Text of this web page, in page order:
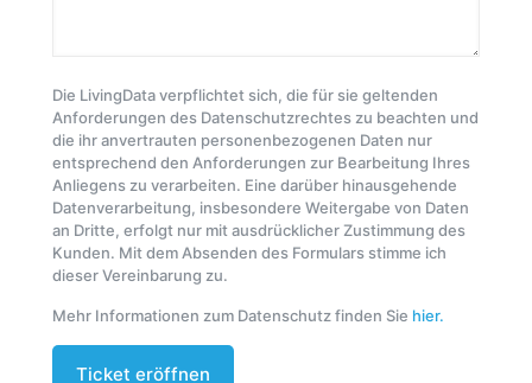
Die LivingData verpflichtet sich, die für sie geltenden
Anforderungen des Datenschutzrechtes zu beachten und
die ihr anvertrauten personenbezogenen Daten nur
entsprechend den Anforderungen zur Bearbeitung Ihres
Anliegens zu verarbeiten. Eine darüber hinausgehende
Datenverarbeitung, insbesondere Weitergabe von Daten
an Dritte, erfolgt nur mit ausdrücklicher Zustimmung des
Kunden. Mit dem Absenden des Formulars stimme ich
dieser Vereinbarung zu.
Mehr Informationen zum Datenschutz finden Sie hier.